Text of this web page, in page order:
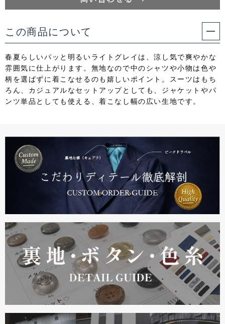
この商品について
春夏らしいパッと明るいライトグレイは、涼し気で爽やかな
雰囲気に仕上がります。無地なので中のシャツや小物は色や
柄を選ばずに着こなせるのも嬉しいポイント。スーツはもち
ろん、カジュアルなセットアップとしても、ジャケットやパ
ンツ単品としても使える、着こなし幅の広い生地です。